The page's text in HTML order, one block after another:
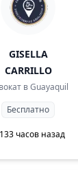
GISELLA
CARRILLO
в Guayaquil
Бесплатно
133 часов назад